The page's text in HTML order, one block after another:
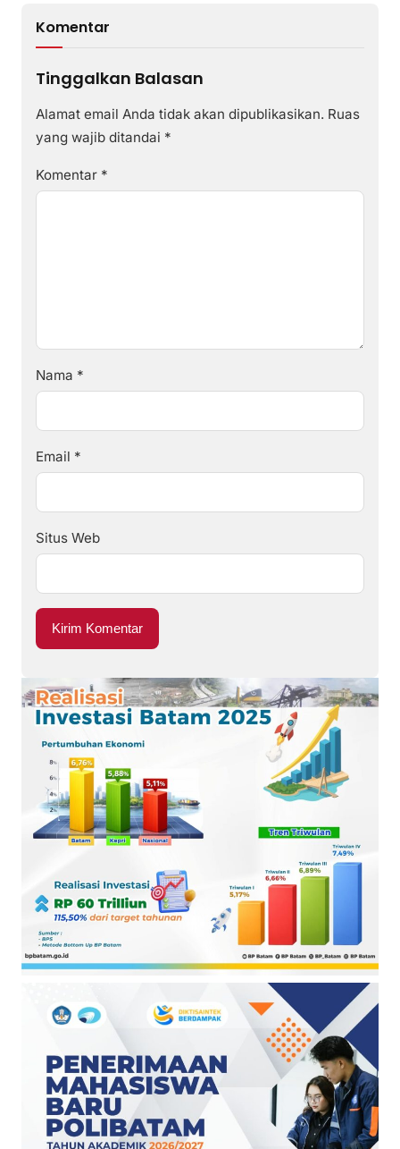
Komentar
Tinggalkan Balasan
Alamat email Anda tidak akan dipublikasikan. Ruas
yang wajib ditandai *
Komentar *
Nama *
Email *
Situs Web